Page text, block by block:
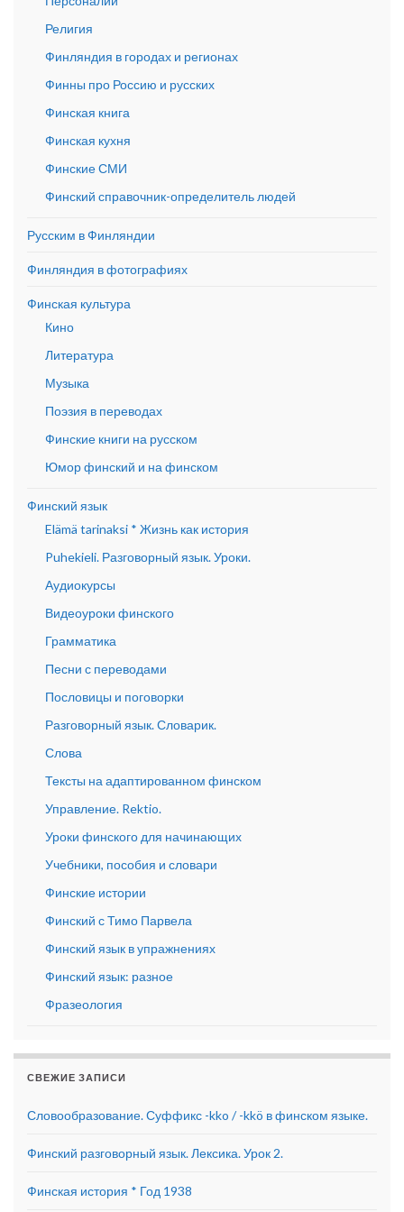
Религия
Финляндия в городах и регионах
Финны про Россию и русских
Финская книга
Финская кухня
Финские СМИ
Финский справочник-определитель людей
Русским в Финляндии
Финляндия в фотографиях
Финская культура
Кино
Литература
Музыка
Поэзия в переводах
Финские книги на русском
Юмор финский и на финском
Финский язык
Elämä tarinaksi * Жизнь как история
Puhekieli. Разговорный язык. Уроки.
Аудиокурсы
Видеоуроки финского
Грамматика
Песни с переводами
Пословицы и поговорки
Разговорный язык. Словарик.
Слова
Тексты на адаптированном финском
Управление. Rektio.
Уроки финского для начинающих
Учебники, пособия и словари
Финские истории
Финский с Тимо Парвела
Финский язык в упражнениях
Финский язык: разное
Фразеология
СВЕЖИЕ ЗАПИСИ
Словообразование. Суффикс -kko / -kkö в финском языке.
Финский разговорный язык. Лексика. Урок 2.
Финская история * Год 1938